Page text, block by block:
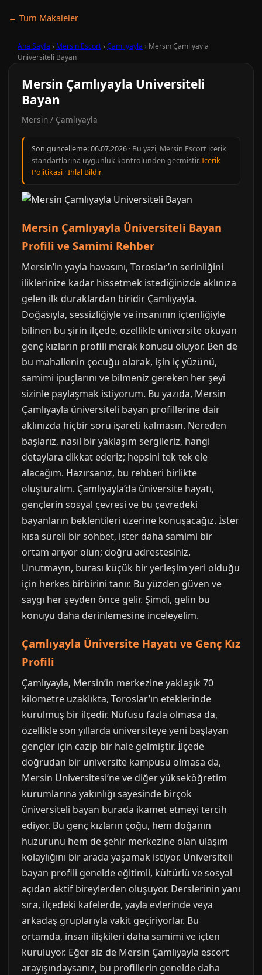
← Tum Makaleler
Ana Sayfa › Mersin Escort› Çamlıyayla › Mersin Çamlıyayla
Universiteli Bayan
Mersin Çamlıyayla Universiteli
Bayan
Mersin / Çamlıyayla
Son guncelleme:06.07.2026 · Bu yazi, Mersin Escort icerik
standartlarina uygunluk kontrolunden gecmistir.Icerik
Politikasi ·Ihlal Bildir
Mersin Çamlıyayla Üniversiteli Bayan
Profili ve Samimi Rehber
Mersin’in yayla havasını, Toroslar’ın serinliğini
iliklerinize kadar hissetmek istediğinizde aklınıza
gelen ilk duraklardan biridir Çamlıyayla.
Doğasıyla, sessizliğiyle ve insanının içtenliğiyle
bilinen bu şirin ilçede, özellikle üniversite okuyan
genç kızların profili merak konusu oluyor. Ben de
bu mahallenin çocuğu olarak, işin iç yüzünü,
samimi ipuçlarını ve bilmeniz gereken her şeyi
sizinle paylaşmak istiyorum. Bu yazıda, Mersin
Çamlıyayla üniversiteli bayan profillerine dair
aklınızda hiçbir soru işareti kalmasın. Nereden
başlarız, nasıl bir yaklaşım sergileriz, hangi
detaylara dikkat ederiz; hepsini tek tek ele
alacağım. Hazırsanız, bu rehberi birlikte
oluşturalım. Çamlıyayla’da üniversite hayatı,
gençlerin sosyal çevresi ve bu çevredeki
bayanların beklentileri üzerine konuşacağız. İster
kısa süreli bir sohbet, ister daha samimi bir
ortam arıyor olun; doğru adrestesiniz.
Unutmayın, burası küçük bir yerleşim yeri olduğu
için herkes birbirini tanır. Bu yüzden güven ve
saygı her şeyden önce gelir. Şimdi, gelin bu
konuyu daha derinlemesine inceleyelim.
Çamlıyayla Üniversite Hayatı ve Genç Kız
Profili
Çamlıyayla, Mersin’in merkezine yaklaşık 70
kilometre uzaklıkta, Toroslar’ın eteklerinde
kurulmuş bir ilçedir. Nüfusu fazla olmasa da,
özellikle son yıllarda üniversiteye yeni başlayan
gençler için cazip bir hale gelmiştir. İlçede
doğrudan bir üniversite kampüsü olmasa da,
Mersin Üniversitesi’ne ve diğer yükseköğretim
kurumlarına yakınlığı sayesinde birçok
üniversiteli bayan burada ikamet etmeyi tercih
ediyor. Bu genç kızların çoğu, hem doğanın
huzurunu hem de şehir merkezine olan ulaşım
kolaylığını bir arada yaşamak istiyor. Üniversiteli
bayan profili genelde eğitimli, kültürlü ve sosyal
açıdan aktif bireylerden oluşuyor. Derslerinin yanı
sıra, ilçedeki kafelerde, yayla evlerinde veya
arkadaş gruplarıyla vakit geçiriyorlar. Bu
ortamda, insan ilişkileri daha samimi ve içten
kuruluyor. Eğer siz de Mersin Çamlıyayla escort
arayışındaysanız, bu profillerin genelde daha